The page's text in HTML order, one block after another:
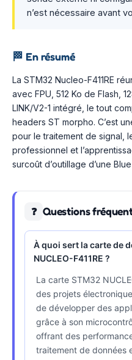
n’est nécessaire avant
🏁 En résumé
La STM32 Nucleo-F411RE
avec FPU, 512 Ko de Flash,
LINK/V2-1 intégré, le tout
headers ST morpho. C’est
pour le traitement de signal,
professionnel et
surcoût d’outillage d’une
❓ Questions
À quoi sert la carte de
NUCLEO-F411RE ?
La carte STM32
des projets
de développer des
grâce à son
offrant des
traitement de données